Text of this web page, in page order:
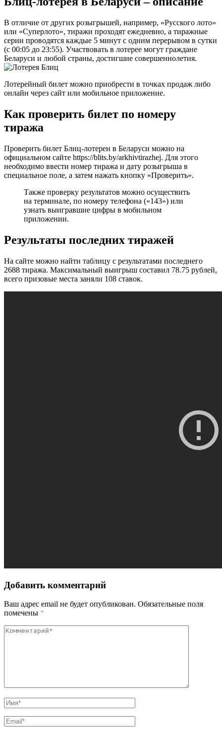
В отличие от других розыгрышей, например, «Русского лото»
или «Суперлото», тиражи проходят ежедневно, а тиражные
серии проводятся каждые 5 минут с одним перерывом в сутки
(с 00:05 до 23:55). Участвовать в лотерее могут граждане
Беларуси и любой страны, достигшие совершеннолетия.
Лотерейный билет можно приобрести в точках продаж либо
онлайн через сайт или мобильное приложение.
Как проверить билет по номеру
тиража
Проверить билет Блиц-лотереи в Беларуси можно на
официальном сайте https://blits.by/arkhivtirazhej. Для этого
необходимо ввести номер тиража и дату розыгрыша в
специальное поле, а затем нажать кнопку «Проверить».
Также проверку результатов можно осуществить
на терминале, по номеру телефона («143») или
узнать выигравшие цифры в мобильном
приложении.
Результаты последних тиражей
На сайте можно найти таблицу с результатами последнего
2688 тиража. Максимальный выигрыш составил 78.75 рублей,
всего призовые места заняли 108 ставок.
Добавить комментарий
Ваш адрес email не будет опубликован. Обязательные поля
помечены *